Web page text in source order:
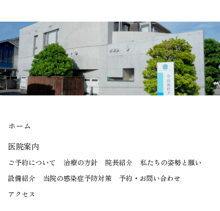
ホーム
医院案内
ご予約について 治療の方針 院長紹介
私たちの姿勢と願い
設備紹介
当院の感染症予防対策
予約・お問い合わせ
アクセス